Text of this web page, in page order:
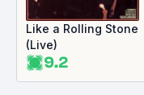
Like a Rolling Stone
(Live)
9.2